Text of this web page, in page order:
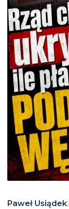
Paweł Usiądek